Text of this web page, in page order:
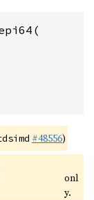
#48556)
onl
y.